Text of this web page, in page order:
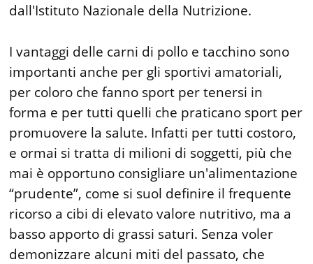
dall'Istituto Nazionale della Nutrizione.
I vantaggi delle carni di pollo e tacchino sono
importanti anche per gli sportivi amatoriali,
per coloro che fanno sport per tenersi in
forma e per tutti quelli che praticano sport per
promuovere la salute. Infatti per tutti costoro,
e ormai si tratta di milioni di soggetti, più che
mai è opportuno consigliare un'alimentazione
“prudente”, come si suol definire il frequente
ricorso a cibi di elevato valore nutritivo, ma a
basso apporto di grassi saturi. Senza voler
demonizzare alcuni miti del passato, che